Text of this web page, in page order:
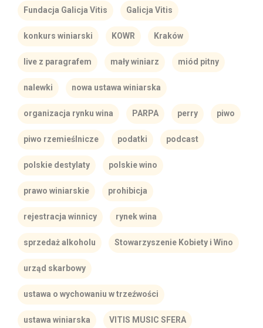
Fundacja Galicja Vitis Galicja Vitis
konkurs winiarski KOWR Kraków
live z paragrafem mały winiarz miód pitny
nalewki nowa ustawa winiarska
organizacja rynku wina PARPA perry piwo
piwo rzemieślnicze podatki podcast
polskie destylaty polskie wino
prawo winiarskie prohibicja
rejestracja winnicy rynek wina
sprzedaż alkoholu Stowarzyszenie Kobiety i Wino
urząd skarbowy
ustawa o wychowaniu w trzeźwości
ustawa winiarska VITIS MUSIC SFERA